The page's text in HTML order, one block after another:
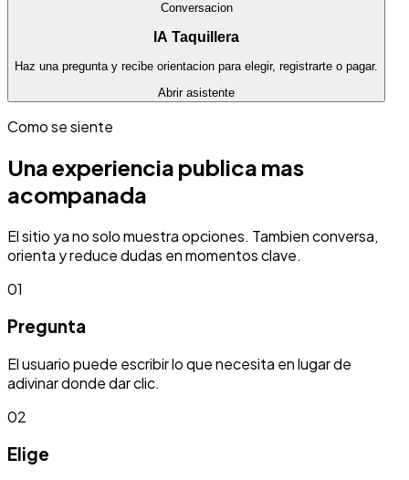
Conversacion
IA Taquillera
Haz una pregunta y recibe orientacion para elegir, registrarte o pagar.
Abrir asistente
Como se siente
Una experiencia publica mas
acompanada
El sitio ya no solo muestra opciones. Tambien conversa,
orienta y reduce dudas en momentos clave.
01
Pregunta
El usuario puede escribir lo que necesita en lugar de
adivinar donde dar clic.
02
Elige